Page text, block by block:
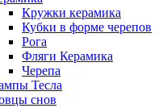
Кружки керамика
Кубки в форме черепов
Рога
Фляги Керамика
Черепа
Тесла
снов